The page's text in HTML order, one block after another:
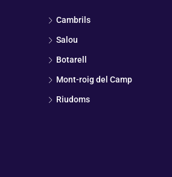
Cambrils
Salou
Botarell
Mont-roig del Camp
Riudoms